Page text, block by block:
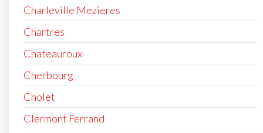
Charleville Mezieres
Chartres
Chateauroux
Cherbourg
Cholet
Clermont Ferrand